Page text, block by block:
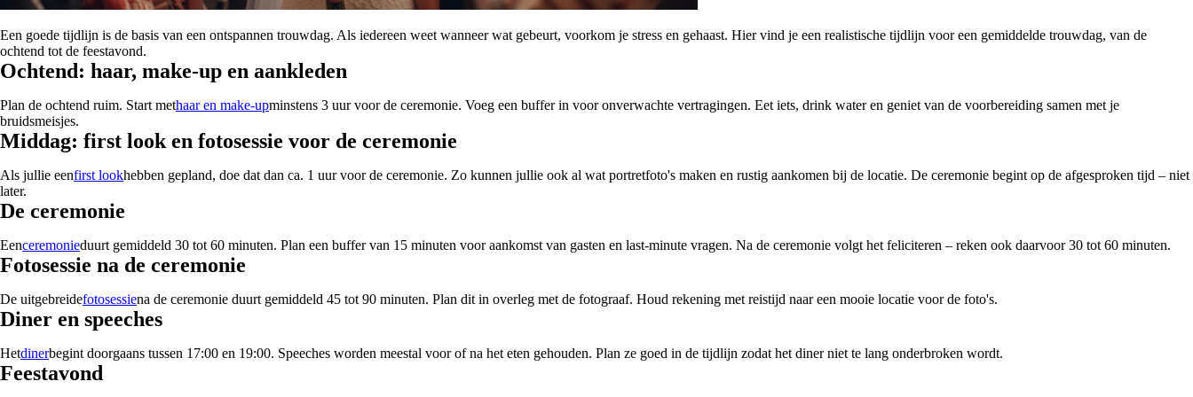
Een goede tijdlijn is de basis van een ontspannen trouwdag. Als iedereen weet wanneer wat gebeurt, voorkom je stress en gehaast. Hier vind je een realistische tijdlijn voor een gemiddelde trouwdag, van de
ochtend tot de feestavond.
Ochtend: haar, make-up en aankleden
Plan de ochtend ruim. Start methaar en make-upminstens 3 uur voor de ceremonie. Voeg een buffer in voor onverwachte vertragingen. Eet iets, drink water en geniet van de voorbereiding samen met je
bruidsmeisjes.
Middag: first look en fotosessie voor de ceremonie
Als jullie eenfirst lookhebben gepland, doe dat dan ca. 1 uur voor de ceremonie. Zo kunnen jullie ook al wat portretfoto's maken en rustig aankomen bij de locatie. De ceremonie begint op de afgesproken tijd – niet
later.
De ceremonie
Eenceremonieduurt gemiddeld 30 tot 60 minuten. Plan een buffer van 15 minuten voor aankomst van gasten en last-minute vragen. Na de ceremonie volgt het feliciteren – reken ook daarvoor 30 tot 60 minuten.
Fotosessie na de ceremonie
De uitgebreidefotosessiena de ceremonie duurt gemiddeld 45 tot 90 minuten. Plan dit in overleg met de fotograaf. Houd rekening met reistijd naar een mooie locatie voor de foto's.
Diner en speeches
Hetdinerbegint doorgaans tussen 17:00 en 19:00. Speeches worden meestal voor of na het eten gehouden. Plan ze goed in de tijdlijn zodat het diner niet te lang onderbroken wordt.
Feestavond